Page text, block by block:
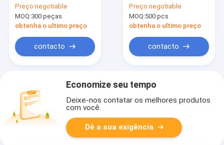
Moderno Secador de
cabelo de viagem
Preço:negotiable
MOQ:300 peças
obtenha o ultimo preço
contacto
calor e cabo
giratório
Preço:negotiable
MOQ:500 pcs
obtenha o ultimo preço
contacto
Economize seu tempo
Deixe-nos contatar os melhores produtos
com você.
Dê a sua exigência